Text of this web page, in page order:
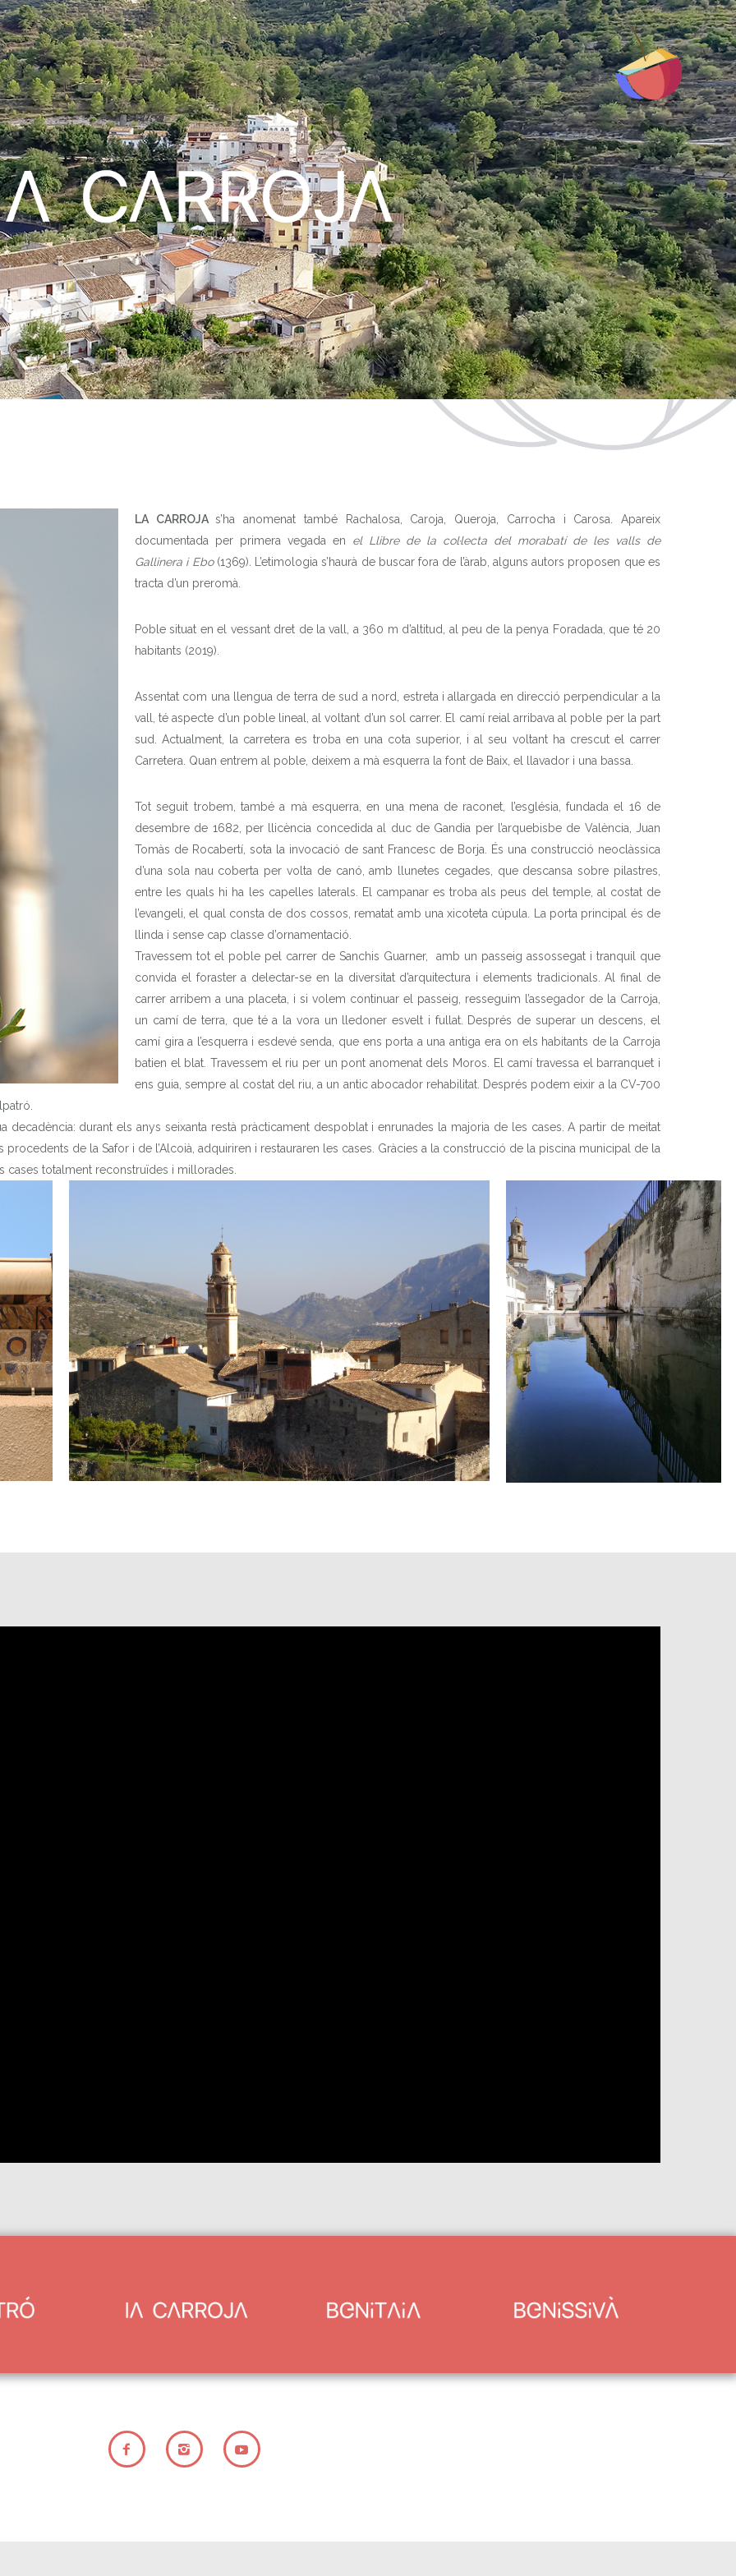
HISTÒRIA
PATRIMONI
QUÈ FER
DADES ÚTILS
FESTES
NOTÍCIES
LA CARROJAs’ha anomenat també Rachalosa, Caroja, Queroja, Carrocha i Carosa. Apareix
documentada per primera vegada en el Llibre de la col·lecta del morabatí de les valls de
Gallinera i Ebo (1369). L’etimologia s’haurà de buscar fora de l’àrab, alguns autors proposen que es
tracta d’un preromà.
Poble situat en el vessant dret de la vall, a 360 m d’altitud, al peu de la penya Foradada, que té 20
habitants (2019).
Assentat com una llengua de terra de sud a nord, estreta i allargada en direcció perpendicular a la
vall, té aspecte d’un poble lineal, al voltant d’un sol carrer. El camí reial arribava al poble per la part
sud. Actualment, la carretera es troba en una cota superior, i al seu voltant ha crescut el carrer
Carretera. Quan entrem al poble, deixem a mà esquerra la font de Baix, el llavador i una bassa.
Tot seguit trobem, també a mà esquerra, en una mena de raconet, l’església, fundada el 16 de
desembre de 1682, per llicència concedida al duc de Gandia per l’arquebisbe de València, Juan
Tomàs de Rocabertí, sota la invocació de sant Francesc de Borja. És una construcció neoclàssica
d’una sola nau coberta per volta de canó, amb llunetes cegades, que descansa sobre pilastres,
entre les quals hi ha les capelles laterals. El campanar es troba als peus del temple, al costat de
l’evangeli, el qual consta de dos cossos, rematat amb una xicoteta cúpula. La porta principal és de
llinda i sense cap classe d’ornamentació.
Travessem tot el poble pel carrer de Sanchis Guarner, amb un passeig assossegat i tranquil que
convida el foraster a delectar-se en la diversitat d’arquitectura i elements tradicionals. Al final de
carrer arribem a una placeta, i si volem continuar el passeig, resseguim l’assegador de la Carroja,
un camí de terra, que té a la vora un lledoner esvelt i fullat. Després de superar un descens, el
camí gira a l’esquerra i esdevé senda, que ens porta a una antiga era on els habitants de la Carroja
batien el blat. Travessem el riu per un pont anomenat dels Moros. El camí travessa el barranquet i
ens guia, sempre al costat del riu, a un antic abocador rehabilitat. Després podem eixir a la CV-700
durant els anys seixanta restà pràcticament despoblat i enrunades la majoria de les cases. A partir de meitat
de la Safor i de l’Alcoià, adquiriren i restauraren les cases. Gràcies a la construcció de la piscina municipal de la
cases totalment reconstruïdes i millorades.